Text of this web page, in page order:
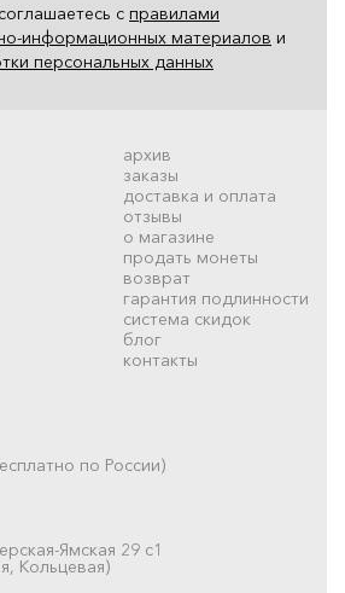
с правилами
информационных материалов и
персональных данных
архив
заказы
доставка и оплата
отзывы
о магазине
продать монеты
возврат
гарантия подлинности
система скидок
блог
контакты
по России)
Ямская 29 с1
Кольцевая)